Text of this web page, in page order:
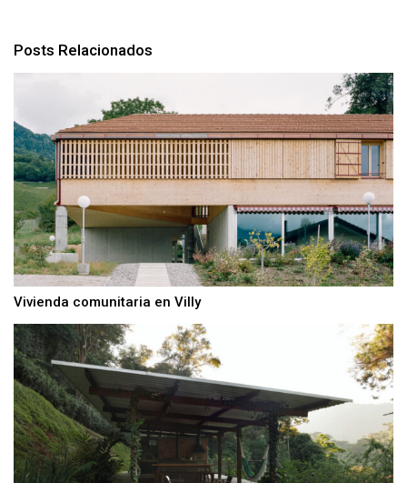
Posts Relacionados
Vivienda comunitaria en Villy